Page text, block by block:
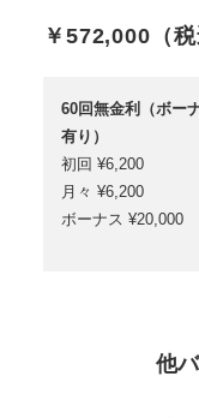
￥572,000 （
60回無金利（ボー
有り）
初回 ¥6,200
月々 ¥6,200
ボーナス ¥20,000
他